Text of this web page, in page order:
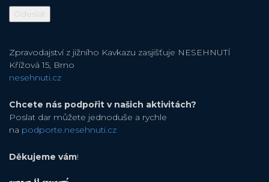
Zpravodajství z jižního Kavkazu zasjišťuje NESEHNUTÍ
Křížová 15, Brno
nesehnuti.cz
Chcete nás podpořit v našich aktivitách?
Poslat dar můžete jednoduše a rychle
na podporte.nesehnuti.cz
Děkujeme vám!